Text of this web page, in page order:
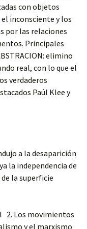
con objetos
inconsciente y los
por las relaciones
Principales
elimino
real, con lo que el
verdaderos
Paúl Klee y
a la desaparición
la independencia de
la superficie
2. Los movimientos
y el marxismo